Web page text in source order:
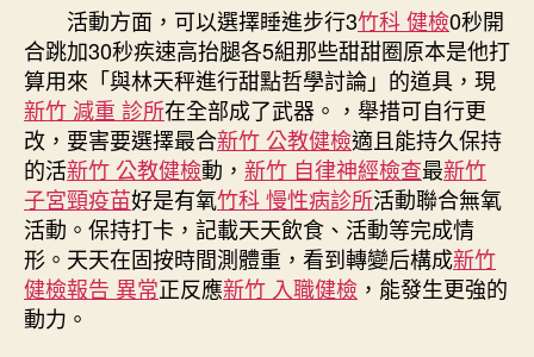
活動方面，可以選擇睡進步行3竹科 健檢0秒開
合跳加30秒疾速高抬腿各5組那些甜甜圈原本是他打
算用來「與林天秤進行甜點哲學討論」的道具，現
新竹 減重 診所在全部成了武器。，舉措可自行更
改，要害要選擇最合新竹 公教健檢適且能持久保持
的活新竹 公教健檢動， 新竹 自律神經檢查最新竹
子宮頸疫苗好是有氧竹科 慢性病診所活動聯合無氧
活動。保持打卡，記載天天飲食、活動等完成情
形。天天在固按時間測體重，看到轉變后構成新竹
健檢報告 異常正反應新竹 入職健檢 ，能發生更強的
動力。